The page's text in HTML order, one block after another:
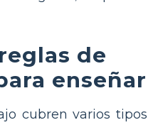
de
enseñar
cubren varios tipos